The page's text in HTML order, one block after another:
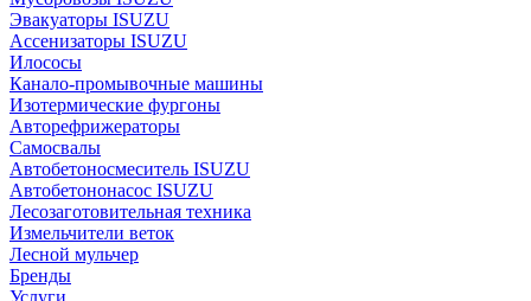
Эвакуаторы ISUZU
Ассенизаторы ISUZU
Илососы
Канало-промывочные машины
Изотермические фургоны
Авторефрижераторы
Самосвалы
Автобетоносмеситель ISUZU
Автобетононасос ISUZU
Лесозаготовительная техника
Измельчители веток
Лесной мульчер
Бренды
Услуги